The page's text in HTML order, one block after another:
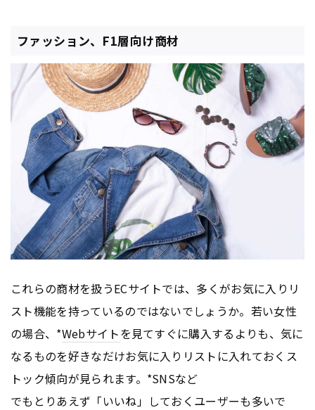
ファッション、F1層向け商材
これらの商材を扱うECサイトでは、多くがお気に入りリ
スト機能を持っているのではないでしょうか。若い女性
の場合、*Webサイトを見てすぐに購入するよりも、気に
なるものを好きなだけお気に入りリストに入れておくス
トック傾向が見られます。*SNSなど
でもとりあえず「いいね」しておくユーザーも多いで